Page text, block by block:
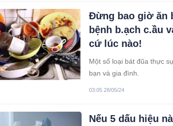
Đừng bao giờ ăn
bệnh b.ạch c.ầu
cứ lúc nào!
Một số loại bát đũa thực
bạn và gia đình.
03:05 28/05/24
Nếu 5 dấu hiệu